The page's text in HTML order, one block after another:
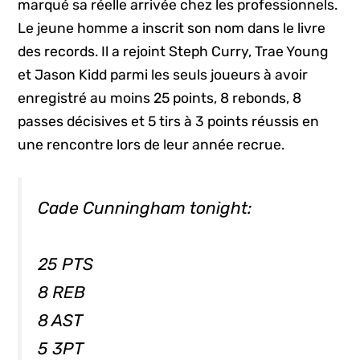
marqué sa réelle arrivée chez les professionnels.
Le jeune homme a inscrit son nom dans le livre
des records. Il a rejoint Steph Curry, Trae Young
et Jason Kidd parmi les seuls joueurs à avoir
enregistré au moins 25 points, 8 rebonds, 8
passes décisives et 5 tirs à 3 points réussis en
une rencontre lors de leur année recrue.
Cade Cunningham tonight:
25 PTS
8 REB
8 AST
5 3PT